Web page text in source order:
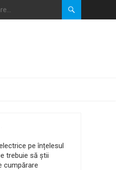
pe înțelesul
trebuie să știi
cumpărare